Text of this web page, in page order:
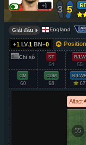
3 5
Giải đấu England
+1 LV.1 BN+0
Chỉ số ST
54
R/LW
55
CM
60
CDM
68
R/
67
Attact
55